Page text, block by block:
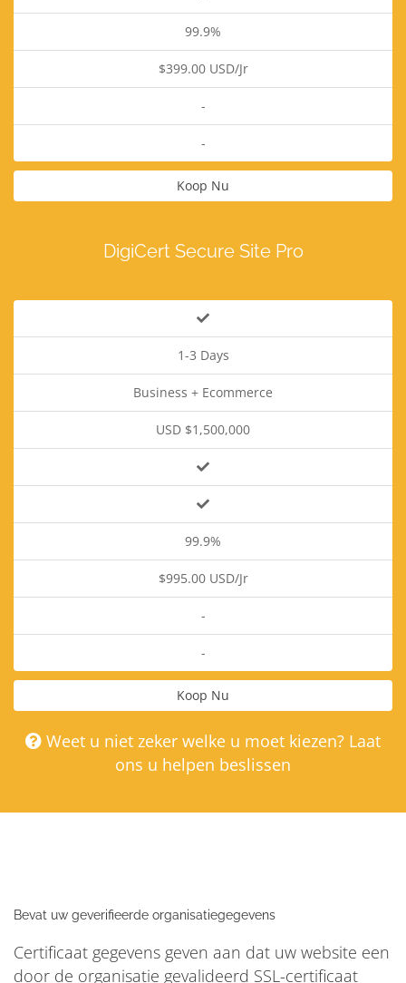
99.9%
$399.00 USD/Jr
-
-
Koop Nu
DigiCert Secure Site Pro
1-3 Days
Business + Ecommerce
USD $1,500,000
99.9%
$995.00 USD/Jr
-
-
Koop Nu
Weet u niet zeker welke u moet kiezen? Laat
ons u helpen beslissen
Bevat uw geverifieerde organisatiegegevens
Certificaat gegevens geven aan dat uw website een
door de organisatie gevalideerd SSL-certificaat